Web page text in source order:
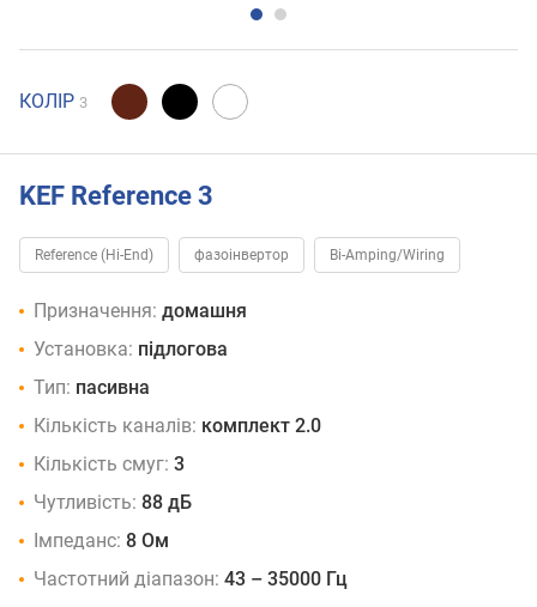
КОЛІР 3
KEF Reference 3
Reference (Hi-End) фазоінвертор Bi-Amping/Wiring
Призначення: домашня
Установка: підлогова
Тип: пасивна
Кількість каналів: комплект 2.0
Кількість смуг: 3
Чутливість: 88 дБ
Імпеданс: 8 Ом
Частотний діапазон: 43 – 35000 Гц